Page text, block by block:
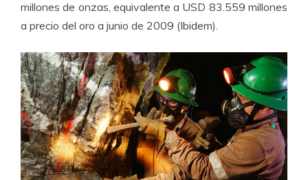
millones de onzas, equivalente a USD 83.559 millones
a precio del oro a junio de 2009 (Ibidem).